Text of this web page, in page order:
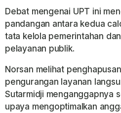
Debat mengenai UPT ini
pandangan antara kedua
tata kelola pemerintahan
pelayanan publik.
Norsan melihat
pengurangan layanan
Sutarmidji menganggapnya
upaya mengoptimalkan